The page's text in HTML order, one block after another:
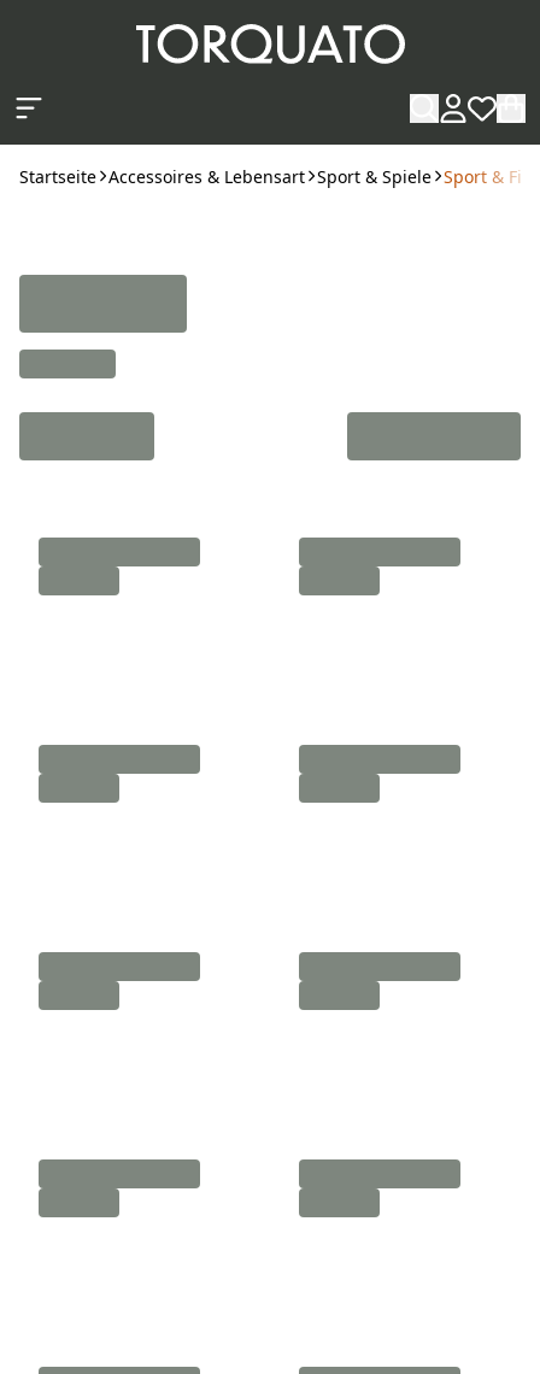
Startseite Accessoires & Lebensart Sport & Spiele Sport &